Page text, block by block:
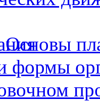
Основы
формы